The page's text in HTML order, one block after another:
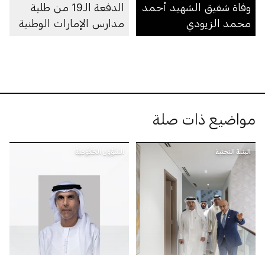
وفاة شقيق الشهيد أحمد
محمد الزيودي
الدفعة الـ19 من طلبة
مدارس الإمارات الوطنية
مواضيع ذات صلة
البنية التحتية الشؤون الحكومية